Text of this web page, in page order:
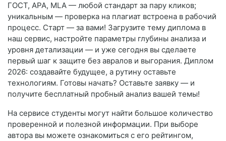
ГОСТ, APA, MLA — любой стандарт за пару кликов;
уникальным — проверка на плагиат встроена в рабочий
процесс. Старт — за вами! Загрузите тему диплома в
наш сервис, настройте параметры глубины анализа и
уровня детализации — и уже сегодня вы сделаете
первый шаг к защите без авралов и выгорания. Диплом
2026: создавайте будущее, а рутину оставьте
технологиям. Готовы начать? Оставьте заявку — и
получите бесплатный пробный анализ вашей темы!
На сервисе студенты могут найти большое количество
проверенной и полезной информации. При выборе
автора вы можете ознакомиться с его рейтингом,